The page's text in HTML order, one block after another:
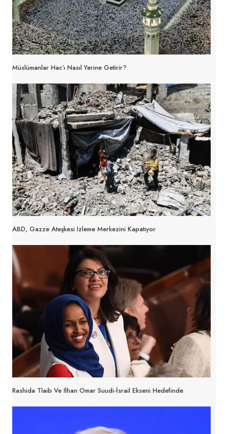
Müslümanlar Hac’ı Nasıl Yerine Getirir?
ABD, Gazze Ateşkesi Izleme Merkezini Kapatıyor
Rashida Tlaib Ve Ilhan Omar Suudi-İsrail Ekseni Hedefinde